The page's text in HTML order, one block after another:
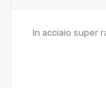
In acciaio super